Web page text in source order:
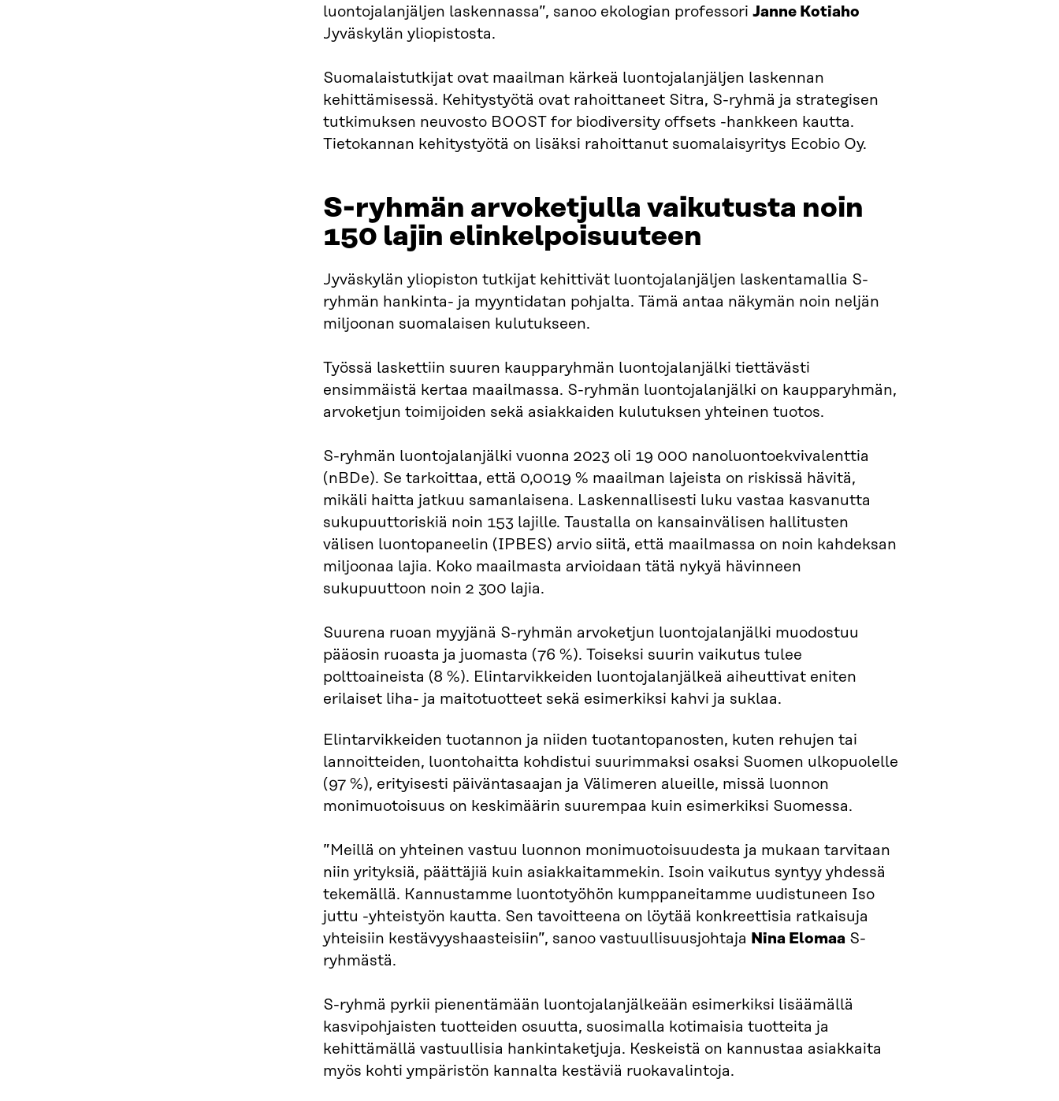
luontojalanjäljen laskennassa”, sanoo ekologian professori Janne Kotiaho
Jyväskylän yliopistosta.
Suomalaistutkijat ovat maailman kärkeä luontojalanjäljen laskennan
kehittämisessä. Kehitystyötä ovat rahoittaneet Sitra, S-ryhmä ja strategisen
tutkimuksen neuvosto BOOST for biodiversity offsets -hankkeen kautta.
Tietokannan kehitystyötä on lisäksi rahoittanut suomalaisyritys Ecobio Oy.
S-ryhmän arvoketjulla vaikutusta noin
150 lajin elinkelpoisuuteen
Jyväskylän yliopiston tutkijat kehittivät luontojalanjäljen laskentamallia S-
ryhmän hankinta- ja myyntidatan pohjalta. Tämä antaa näkymän noin neljän
miljoonan suomalaisen kulutukseen.
Työssä laskettiin suuren kaupparyhmän luontojalanjälki tiettävästi
ensimmäistä kertaa maailmassa. S-ryhmän luontojalanjälki on kaupparyhmän,
arvoketjun toimijoiden sekä asiakkaiden kulutuksen yhteinen tuotos.
S-ryhmän luontojalanjälki vuonna 2023 oli 19 000 nanoluontoekvivalenttia
(nBDe). Se tarkoittaa, että 0,0019 % maailman lajeista on riskissä hävitä,
mikäli haitta jatkuu samanlaisena. Laskennallisesti luku vastaa kasvanutta
sukupuuttoriskiä noin 153 lajille. Taustalla on kansainvälisen hallitusten
välisen luontopaneelin (IPBES) arvio siitä, että maailmassa on noin kahdeksan
miljoonaa lajia. Koko maailmasta arvioidaan tätä nykyä hävinneen
sukupuuttoon noin 2 300 lajia.
Suurena ruoan myyjänä S-ryhmän arvoketjun luontojalanjälki muodostuu
pääosin ruoasta ja juomasta (76 %). Toiseksi suurin vaikutus tulee
polttoaineista (8 %). Elintarvikkeiden luontojalanjälkeä aiheuttivat eniten
erilaiset liha- ja maitotuotteet sekä esimerkiksi kahvi ja suklaa.
Elintarvikkeiden tuotannon ja niiden tuotantopanosten, kuten rehujen tai
lannoitteiden, luontohaitta kohdistui suurimmaksi osaksi Suomen ulkopuolelle
(97 %), erityisesti päiväntasaajan ja Välimeren alueille, missä luonnon
monimuotoisuus on keskimäärin suurempaa kuin esimerkiksi Suomessa.
”Meillä on yhteinen vastuu luonnon monimuotoisuudesta ja mukaan tarvitaan
niin yrityksiä, päättäjiä kuin asiakkaitammekin. Isoin vaikutus syntyy yhdessä
tekemällä. Kannustamme luontotyöhön kumppaneitamme uudistuneen Iso
juttu -yhteistyön kautta. Sen tavoitteena on löytää konkreettisia ratkaisuja
yhteisiin kestävyyshaasteisiin”, sanoo vastuullisuusjohtaja Nina Elomaa S-
ryhmästä.
S-ryhmä pyrkii pienentämään luontojalanjälkeään esimerkiksi lisäämällä
kasvipohjaisten tuotteiden osuutta, suosimalla kotimaisia tuotteita ja
kehittämällä vastuullisia hankintaketjuja. Keskeistä on kannustaa asiakkaita
myös kohti ympäristön kannalta kestäviä ruokavalintoja.